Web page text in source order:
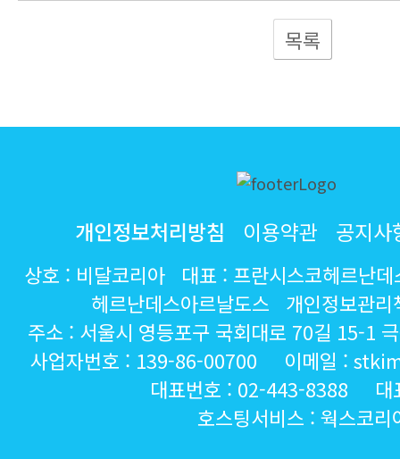
목록
개인정보처리방침 이용약관 공지사
상호 : 비달코리아 대표 : 프란시스코헤르난데
헤르난데스아르날도스 개인정보관리
주소 : 서울시 영등포구 국회대로 70길 15-1
사업자번호 : 139-86-00700 이메일 :
대표번호 : 02-443-8388 대
호스팅서비스 : 웍스코리